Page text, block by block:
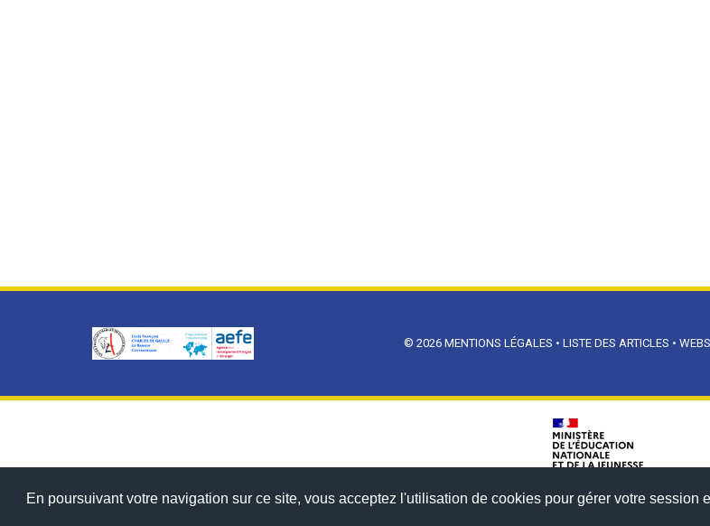
En poursuivant votre navigation sur ce site, vous acceptez l'utilisation de cookies pour gérer votre session
© 2026 MENTIONS LÉGALES • LISTE DES ARTICLES •